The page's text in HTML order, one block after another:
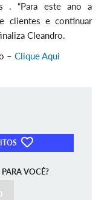
. “Para este ano a
clientes e continuar
Cleandro.
– Clique Aqui
VOCÊ?